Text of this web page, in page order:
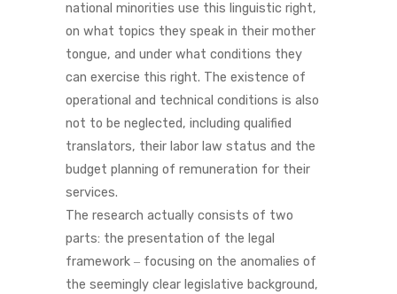
national minorities use this linguistic right,
on what topics they speak in their mother
tongue, and under what conditions they
can exercise this right. The existence of
operational and technical conditions is also
not to be neglected, including qualified
translators, their labor law status and the
budget planning of remuneration for their
services.
The research actually consists of two
parts: the presentation of the legal
framework ‒ focusing on the anomalies of
the seemingly clear legislative background,